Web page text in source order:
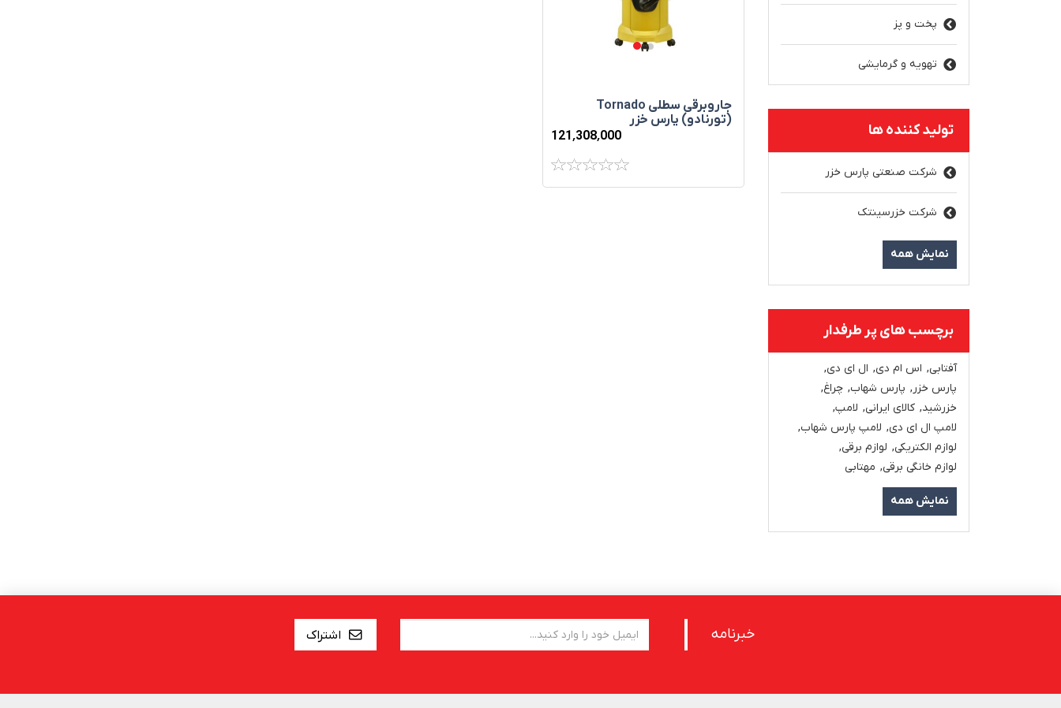
پخت و پز
تهویه و گرمایشی
تولید کننده ها
شرکت صنعتی پارس خزر
شرکت خزرسینتک
نمایش همه
برچسب های پر طرفدار
آفتابی, اس ام دی, ال ای دی,
پارس خزر, پارس شهاب, چراغ,
خزرشید, کالای ایرانی, لامپ,
لامپ ال ای دی, لامپ پارس شهاب,
لوازم الکتریکی, لوازم برقی,
لوازم خانگی برقی, مهتابی
نمایش همه
جاروبرقی سطلی Tornado
(تورنادو) پارس خزر
121٬308٬000
خبرنامه اشتراک